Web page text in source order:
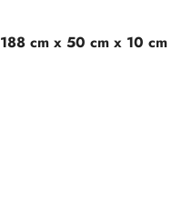
188 cm x 50 cm x 10 cm